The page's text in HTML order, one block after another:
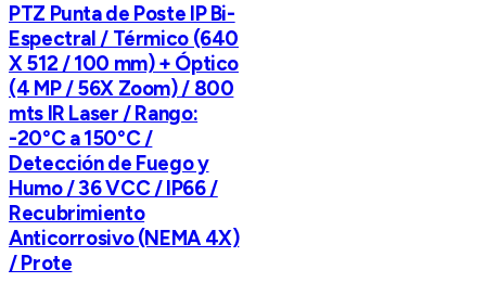
PTZ Punta de Poste IP Bi-
Espectral / Térmico (640
X 512 / 100 mm) + Óptico
(4 MP / 56X Zoom) / 800
mts IR Laser / Rango:
-20°C a 150°C /
Detección de Fuego y
Humo / 36 VCC / IP66 /
Recubrimiento
Anticorrosivo (NEMA 4X)
/ Prote